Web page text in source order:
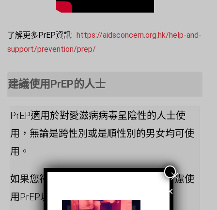
了解更多PrEP資訊: https://aidsconcern.org.hk/help-and-
support/prevention/prep/
建議使用PrEP的人士
PrEP適用於對愛滋病病毒呈陰性的人士使
用，無論是跨性別或是順性別的男女均可使
用。
如果您符合以下其中一種情況，可以考慮使
用PrEP以預防感染愛滋病病毒：
×